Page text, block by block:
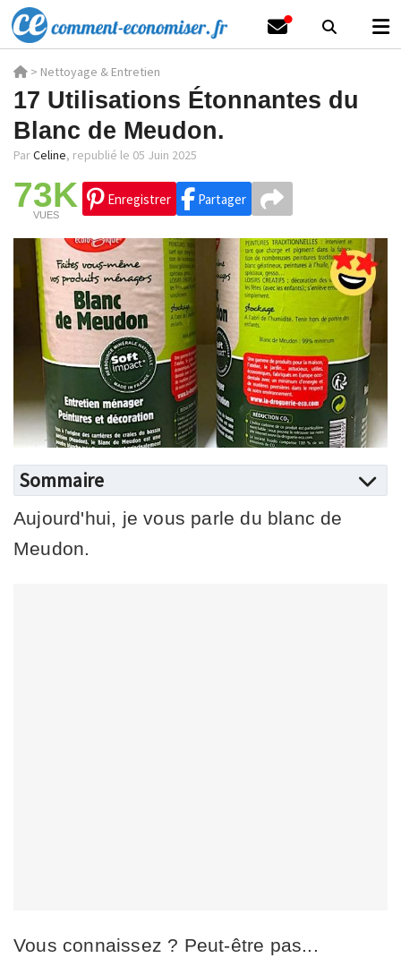
> Nettoyage & Entretien
17 Utilisations Étonnantes du
Blanc de Meudon.
ParCeline, republié le 05 Juin 2025
73K
VUES
Enregistrer Partager
Sommaire
Aujourd'hui, je vous parle du blanc de
Meudon.
Vous connaissez ? Peut-être pas...